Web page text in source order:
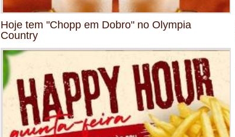
Hoje tem "Chopp em Dobro" no Olympia
Country